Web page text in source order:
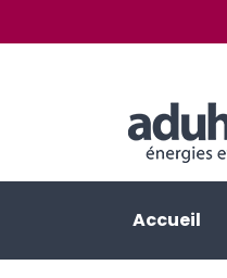
Accueil